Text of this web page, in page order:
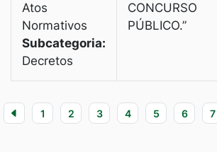
Atos
Normativos
Subcategoria:
Decretos
CONCURSO
PÚBLICO.”
1 2 3 4 5 6 7